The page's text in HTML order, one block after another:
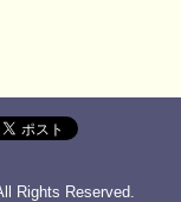
Rights Reserved.